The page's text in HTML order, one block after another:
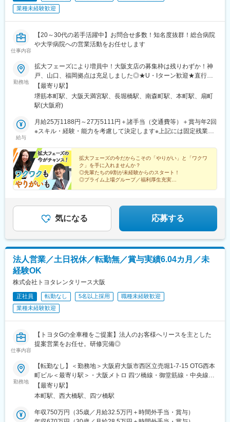
業種未経験歓迎
仕事内容
【20～30代の若手活躍中】お問合せ多数！知名度抜群！総合病院
や大学病院への営業活動をお任せします
勤務地
拡大フェーズにより増員中！大阪支店の募集枠は残りわずか！神
戸、山口、福岡拠点は充足しました◎★U・Iターン歓迎★直行直
帰OK■大阪支店大阪府大阪市中央区久太郎町2-2-7 山口興産筋ビ
ル3階※2026年8月10日(月)より移転予定住所：大阪府大阪市北区
東天満２丁目※受動喫煙対策：屋内禁煙
【最寄り駅】
堺筋本町駅、大阪天満宮駅、長堀橋駅、南森町駅、本町駅、扇町
駅(大阪府)
給与
月給25万1188円～27万5111円＋諸手当（交通費等）＋賞与年2回
※スキル・経験・能力を考慮して決定します※上記には固定残業代
を、月4万1188円～4万5111円支給※上記を超える時間外労働分は
追加で支給＜年収例＞年収370万円～年収410万円（1年目）年収
480万円～年収530万円（5年目）年収580万円以上（10年目）
拡大フェーズの今だからこその「やりがい」と「ワクワ
ク」を手に入れませんか？
◎先輩たちの9割が未経験からのスタート！
◎プライム上場グループ／福利厚生充実
気になる 応募する
法人営業／土日祝休／転勤無／賞与実績6.04カ月／未
経験OK
株式会社トヨタレンタリース大阪
正社員 転勤なし 5名以上採用
職種未経験歓迎
業種未経験歓迎
仕事内容
【トヨタGの全車種をご提案】法人のお客様へリースを主とした
提案営業をお任せ。研修完備◎
勤務地
【転勤なし】＜勤務地＞大阪府大阪市西区立売堀1-7-15 OTG西本
町ビル＜最寄り駅＞・大阪メトロ 四ツ橋線・御堂筋線・中央線
「本町駅」から徒歩5分
【最寄り駅】
本町駅、西大橋駅、四ツ橋駅
年収750万円（35歳／月給32.5万円＋時間外手当・賞与）